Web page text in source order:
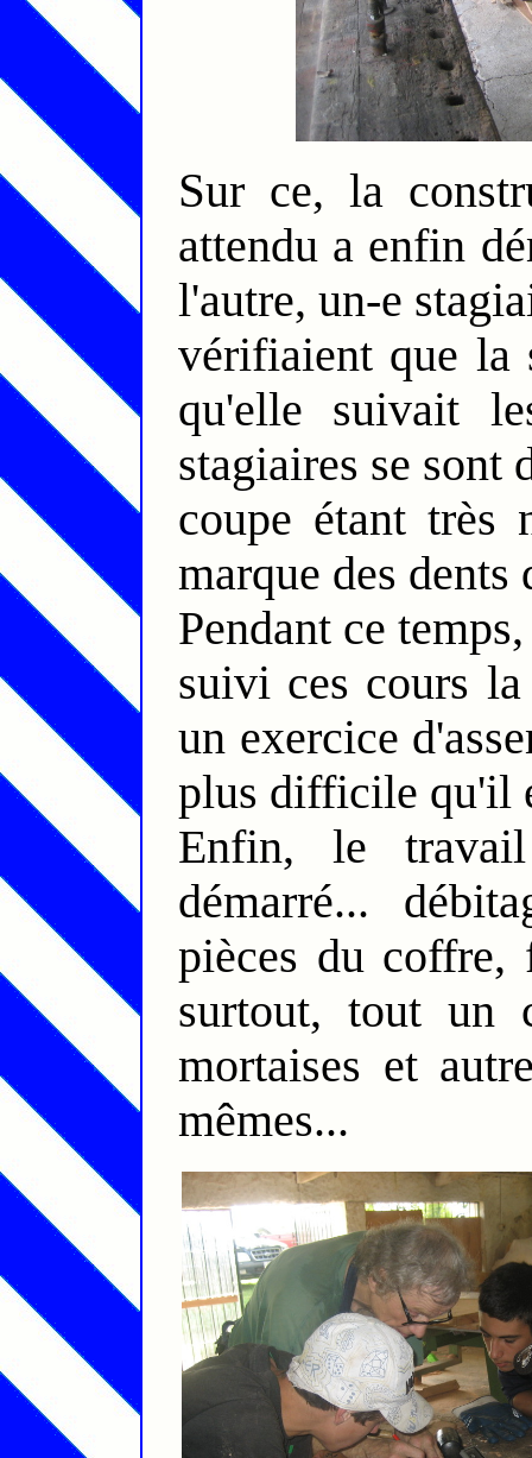
Sur ce, la construction de ce petit coffre tant
attendu a enfin
l'autre, un-e
vérifiaient que la
qu'elle suivait
stagiaires se sont
coupe étant
marque des dents
Pendant ce
suivi ces cours
un exercice
plus difficile qu'il
Enfin, le
démarré...
pièces du coffre,
surtout, tout un
mortaises et
mêmes...